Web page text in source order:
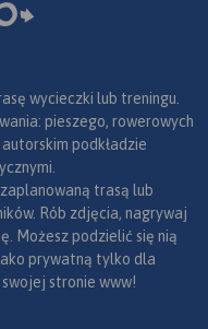
wycieczki lub treningu.
pieszego, rowerowych
podkładzie
trasą lub
Rób zdjęcia, nagrywaj
Możesz podzielić się nią
prywatną tylko dla
stronie www!